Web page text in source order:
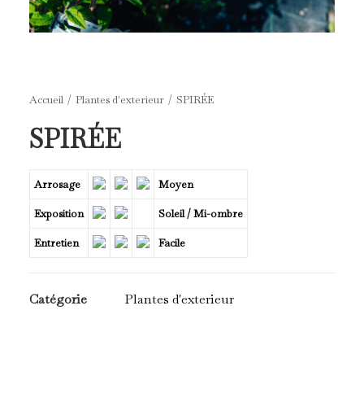
Accueil Plantes d'exterieur SPIRÉE
SPIRÉE
Arrosage Moyen
Exposition Soleil / Mi-ombre
Entretien Facile
Catégorie Plantes d'exterieur